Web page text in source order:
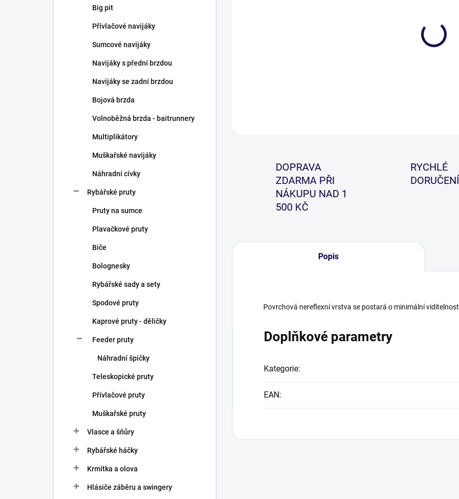
Big pit
Přívlačové navijáky
Sumcové navijáky
Navijáky s přední brzdou
Navijáky se zadní brzdou
Bojová brzda
Volnoběžná brzda - baitrunnery
Multiplikátory
Muškařské navijáky
Náhradní cívky
Rybářské pruty
Pruty na sumce
Plavačkové pruty
Biče
Bolognesky
Rybářské sady a sety
Spodové pruty
Kaprové pruty - děličky
Feeder pruty
Náhradní špičky
Teleskopické pruty
Přívlačové pruty
Muškařské pruty
Vlasce a šňůry
Rybářské háčky
Krmítka a olova
Hlásiče záběru a swingery
DOPRAVA
ZDARMA PŘI
NÁKUPU NAD 1
500 KČ
RYCHLÉ
DORUČENÍ
Popis
Povrchová nereflexní vrstva se postará o minimální
Doplňkové parametry
Kategorie:
EAN: